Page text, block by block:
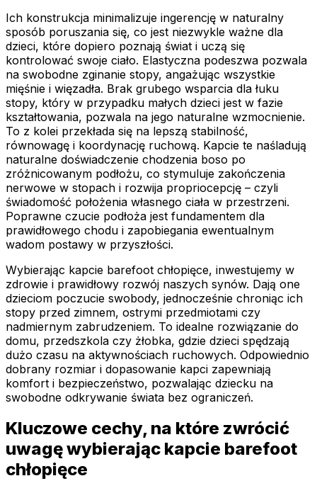
Ich konstrukcja minimalizuje ingerencję w naturalny
sposób poruszania się, co jest niezwykle ważne dla
dzieci, które dopiero poznają świat i uczą się
kontrolować swoje ciało. Elastyczna podeszwa pozwala
na swobodne zginanie stopy, angażując wszystkie
mięśnie i więzadła. Brak grubego wsparcia dla łuku
stopy, który w przypadku małych dzieci jest w fazie
kształtowania, pozwala na jego naturalne wzmocnienie.
To z kolei przekłada się na lepszą stabilność,
równowagę i koordynację ruchową. Kapcie te naśladują
naturalne doświadczenie chodzenia boso po
zróżnicowanym podłożu, co stymuluje zakończenia
nerwowe w stopach i rozwija propriocepcję – czyli
świadomość położenia własnego ciała w przestrzeni.
Poprawne czucie podłoża jest fundamentem dla
prawidłowego chodu i zapobiegania ewentualnym
wadom postawy w przyszłości.
Wybierając kapcie barefoot chłopięce, inwestujemy w
zdrowie i prawidłowy rozwój naszych synów. Dają one
dzieciom poczucie swobody, jednocześnie chroniąc ich
stopy przed zimnem, ostrymi przedmiotami czy
nadmiernym zabrudzeniem. To idealne rozwiązanie do
domu, przedszkola czy żłobka, gdzie dzieci spędzają
dużo czasu na aktywnościach ruchowych. Odpowiednio
dobrany rozmiar i dopasowanie kapci zapewniają
komfort i bezpieczeństwo, pozwalając dziecku na
swobodne odkrywanie świata bez ograniczeń.
Kluczowe cechy, na które zwrócić
uwagę wybierając kapcie barefoot
chłopięce